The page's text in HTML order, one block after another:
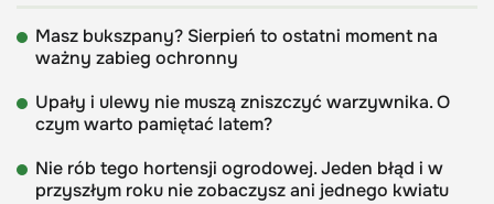
Masz bukszpany? Sierpień to ostatni moment na
ważny zabieg ochronny
Upały i ulewy nie muszą zniszczyć warzywnika. O
czym warto pamiętać latem?
Nie rób tego hortensji ogrodowej. Jeden błąd i w
przyszłym roku nie zobaczysz ani jednego kwiatu